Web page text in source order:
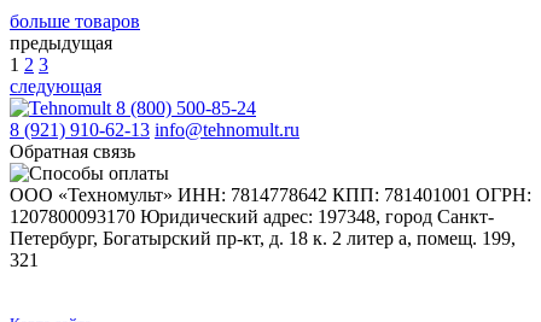
больше товаров
предыдущая
1 2 3
следующая
8 (800) 500-85-24
8 (921) 910-62-13 info@tehnomult.ru
Обратная связь
ООО «Техномульт» ИНН: 7814778642 КПП: 781401001 ОГРН:
1207800093170 Юридический адрес: 197348, город Санкт-
Петербург, Богатырский пр-кт, д. 18 к. 2 литер а, помещ. 199,
321